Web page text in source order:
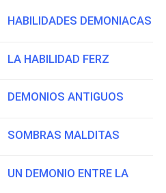
DEMONIACAS
HABILIDAD FERZ
ANTIGUOS
MALDITAS
DEMONIO ENTRE LA